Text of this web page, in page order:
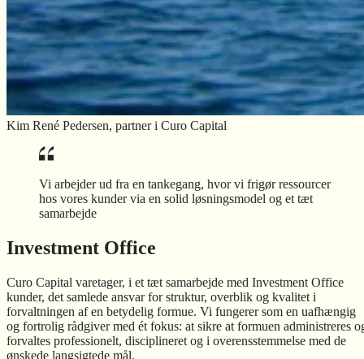
Kim René Pedersen, partner i Curo Capital
Vi arbejder ud fra en tankegang, hvor vi frigør ressourcer
hos vores kunder via en solid løsningsmodel og et tæt
samarbejde
Investment Office
Curo Capital varetager, i et tæt samarbejde med Investment Office
kunder, det samlede ansvar for struktur, overblik og kvalitet i
forvaltningen af en betydelig formue. Vi fungerer som en uafhængig
og fortrolig rådgiver med ét fokus: at sikre at formuen administreres
forvaltes professionelt, disciplineret og i overensstemmelse med de
ønskede langsigtede mål.